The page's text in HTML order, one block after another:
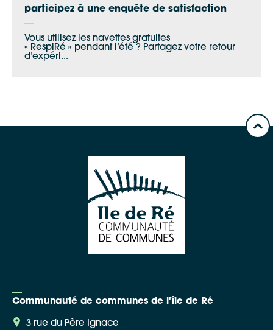
participez à une enquête de satisfaction
Vous utilisez les navettes gratuites
« RespiRé » pendant l’été ? Partagez votre retour
d’expéri...
Communauté de communes de l'île de Ré
3 rue du Père Ignace